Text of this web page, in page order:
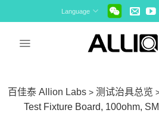
to
Language
百佳泰 Allion Labs> 测试治具总览
Test Fixture Board, 100ohm,